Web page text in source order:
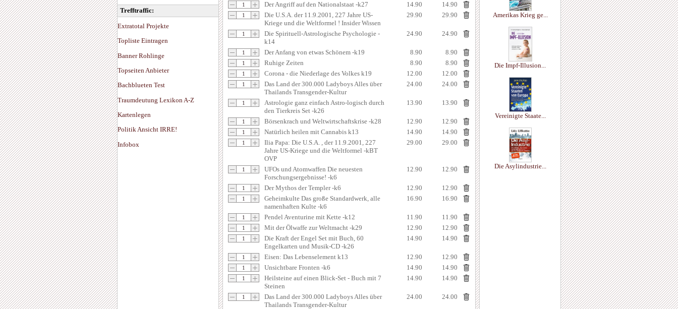
Trefftraffic:
Extratotal Projekte
Topliste Eintragen
Banner Rohlinge
Topseiten Anbieter
Bachblueten Test
Traumdeutung Lexikon A-Z
Kartenlegen
Politik Ansicht IRRE!
Infobox
Der Angriff auf den Nationalstaat -k27 14.90
14.90
Die U.S.A. der 11.9.2001, 227 Jahre US-
Kriege und die Weltformel ! Insider Wissen
29.90 29.90
Die Spirituell-Astrologische Psychologie -
k14
24.90 24.90
Der Anfang von etwas Schönem -k19 8.90
8.90
Ruhige Zeiten
8.90
8.90
Corona - die Niederlage des Volkes k19
12.00
12.00
Das Land der 300.000 Ladyboys Alles über
Thailands Transgender-Kultur
24.00 24.00
Astrologie ganz einfach Astro-logisch durch
den Tierkreis Set -k26
13.90 13.90
Börsenkrach und Weltwirtschaftskrise -k28 12.90
12.90
Natürlich heilen mit Cannabis k13
14.90
14.90
Ilia Papa: Die U.S.A. , der 11.9.2001, 227
Jahre US-Kriege und die Weltformel -kBT
OVP
29.00 29.00
UFOs und Atomwaffen Die neuesten
Forschungsergebnisse! -k6
12.90 12.90
Der Mythos der Templer -k6 12.90
12.90
Geheimkulte Das große Standardwerk, alle
namenhaften Kulte -k6
16.90 16.90
Pendel Aventurine mit Kette -k12 11.90
11.90
Mit der Ölwaffe zur Weltmacht -k29
12.90
12.90
Die Kraft der Engel Set mit Buch, 60
Engelkarten und Musik-CD -k26
14.90 14.90
Eisen: Das Lebenselement k13 12.90
12.90
Unsichtbare Fronten -k6
14.90
14.90
Heilsteine auf einen Blick-Set - Buch mit 7
Steinen
14.90 14.90
Das Land der 300.000 Ladyboys Alles über
Thailands Transgender-Kultur
24.00 24.00
Amerikas Krieg ge...
Die Impf-Illusion...
Vereinigte Staate...
Die Asylindustrie...